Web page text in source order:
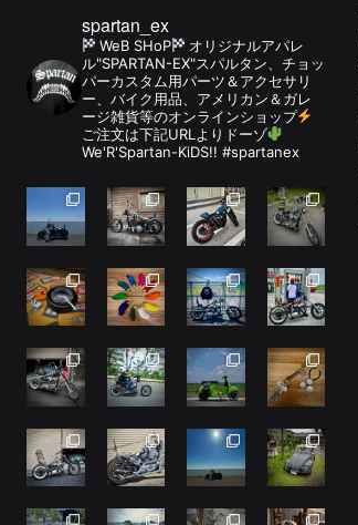
spartan_ex
WeB SHoP
オリジナルアパレ
ル"SPARTAN-EX"スパルタン、チョッ
パーカスタム用パーツ＆アクセサリ
ー、バイク用品、アメリカン＆ガレ
ージ雑貨等のオンラインショップ
ご注文は下記URLよりドーゾ
We'R'Spartan-KiDS!! #spartanex